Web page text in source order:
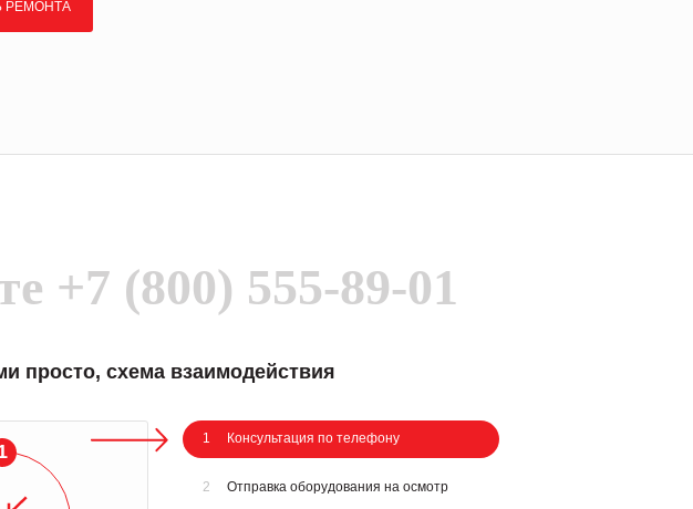
РЕМОНТА
+7 (800) 555-89-01
просто, схема взаимодействия
1 Консультация по телефону
2 Отправка оборудования на осмотр